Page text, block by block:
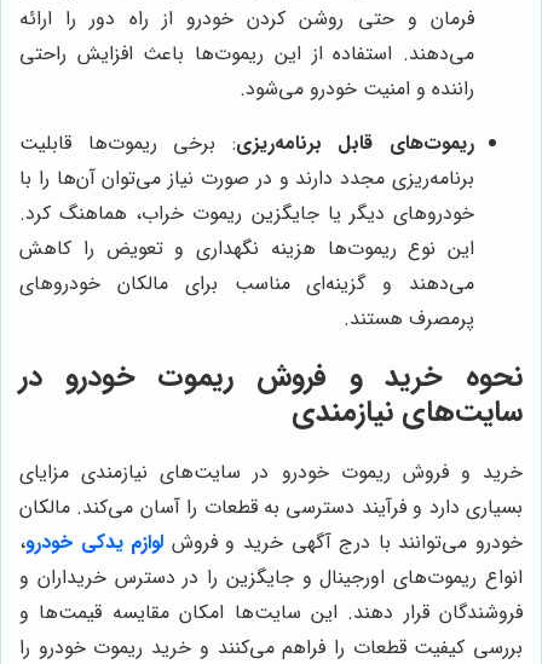
فرمان و حتی روشن کردن خودرو از راه دور را ارائه
می‌دهند. استفاده از این ریموت‌ها باعث افزایش راحتی
راننده و امنیت خودرو می‌شود.
ریموت‌های قابل برنامه‌ریزی: برخی ریموت‌ها قابلیت
برنامه‌ریزی مجدد دارند و در صورت نیاز می‌توان آن‌ها را با
خودروهای دیگر یا جایگزین ریموت خراب، هماهنگ کرد.
این نوع ریموت‌ها هزینه نگهداری و تعویض را کاهش
می‌دهند و گزینه‌ای مناسب برای مالکان خودروهای
پرمصرف هستند.
نحوه خرید و فروش ریموت خودرو در
سایت‌های نیازمندی
خرید و فروش ریموت خودرو در سایت‌های نیازمندی مزایای
بسیاری دارد و فرآیند دسترسی به قطعات را آسان می‌کند. مالکان
خودرو می‌توانند با درج آگهی خرید و فروش لوازم یدکی خودرو،
انواع ریموت‌های اورجینال و جایگزین را در دسترس خریداران و
فروشندگان قرار دهند. این سایت‌ها امکان مقایسه قیمت‌ها و
بررسی کیفیت قطعات را فراهم می‌کنند و خرید ریموت خودرو را